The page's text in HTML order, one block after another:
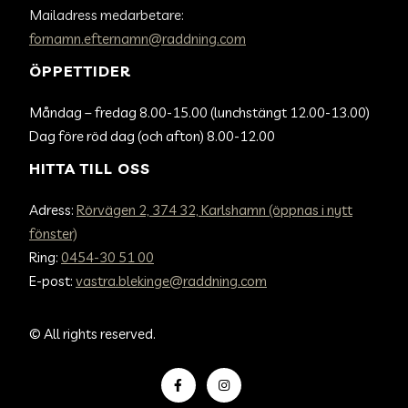
Mailadress medarbetare:
fornamn.efternamn@raddning.com
ÖPPETTIDER
Måndag – fredag 8.00-15.00 (lunchstängt 12.00-13.00)
Dag före röd dag (och afton) 8.00-12.00
HITTA TILL OSS
Adress: Rörvägen 2, 374 32, Karlshamn (öppnas i nytt
fönster)
Ring: 0454-30 51 00
E-post: vastra.blekinge@raddning.com
© All rights reserved.